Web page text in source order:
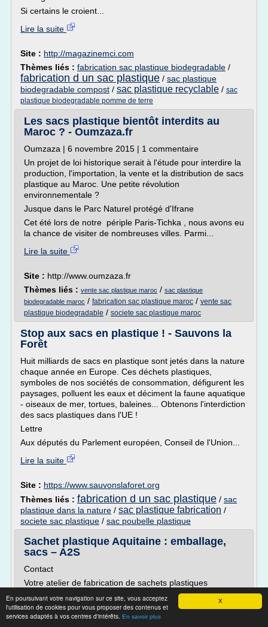
X
En poursuivant votre navigation sur ce site, vous acceptez
l'utilisation de cookies pour vous proposer des contenus et
services adaptés à vos centres d'intérêts. En savoir plus
Si certains le croient...
Lire la suite
Site : http://magazinemci.com
Thèmes liés : fabrication sac plastique biodegradable /
fabrication d un sac plastique / sac plastique
biodegradable compost / sac plastique recyclable / sac
plastique biodegradable pomme de terre
Les sacs plastique bientôt interdits au
Maroc ? - Oumzaza.fr
Oumzaza | 6 novembre 2015 | 1 commentaire
Un projet de loi historique serait à l'étude pour interdire la
production, l'importation, la vente et la distribution de sacs
plastique au Maroc. Une petite révolution
environnementale ?
Jusque dans le Parc Naturel protégé d'Ifrane
Cet été lors de notre périple Paris-Tichka , nous avons eu
la chance de visiter de nombreuses villes. Parmi...
Lire la suite
Site : http://www.oumzaza.fr
Thèmes liés : vente sac plastique maroc / sac plastique
biodegradable maroc / fabrication sac plastique maroc / vente sac
plastique biodegradable / societe sac plastique maroc
Stop aux sacs en plastique ! - Sauvons la
Forêt
Huit milliards de sacs en plastique sont jetés dans la nature
chaque année en Europe. Ces déchets plastiques,
symboles de nos sociétés de consommation, défigurent les
paysages, polluent les eaux et déciment la faune aquatique
- oiseaux de mer, tortues, baleines... Obtenons l'interdiction
des sacs plastiques dans l'UE !
Lettre
Aux députés du Parlement européen, Conseil de l'Union...
Lire la suite
Site : https://www.sauvonslaforet.org
Thèmes liés : fabrication d un sac plastique / sac
plastique dans la nature / sac plastique fabrication /
societe sac plastique / sac poubelle plastique
Sachet plastique Aquitaine : emballage,
sacs – A2S
Contact
Votre atelier de fabrication de sachets plastiques
Afin de répondre à toutes vos demandes et de vous
assurer des prestations de qualité, A2S dispose d'un
atelier de fabrication de sachets plastique en Aquitaine,